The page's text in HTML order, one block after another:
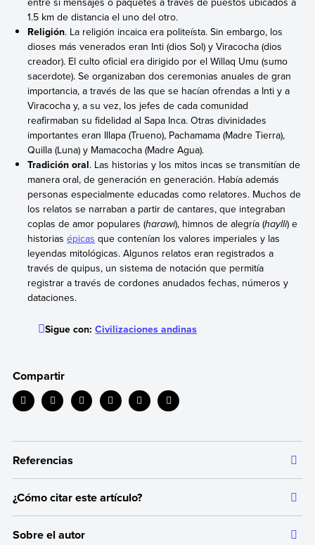
1.5 km de distancia el uno del otro.
Religión. La religión incaica era politeísta. Sin embargo, los
dioses más venerados eran Inti (dios Sol) y Viracocha (dios
creador). El culto oficial era dirigido por el Willaq Umu (sumo
sacerdote). Se organizaban dos ceremonias anuales de gran
importancia, a través de las que se hacían ofrendas a Inti y a
Viracocha y, a su vez, los jefes de cada comunidad
reafirmaban su fidelidad al Sapa Inca. Otras divinidades
importantes eran Illapa (Trueno), Pachamama (Madre Tierra),
Quilla (Luna) y Mamacocha (Madre Agua).
Tradición oral. Las historias y los mitos incas se transmitían de
manera oral, de generación en generación. Había además
personas especialmente educadas como relatores. Muchos de
los relatos se narraban a partir de cantares, que integraban
coplas de amor populares (harawi), himnos de alegría (haylli) e
historiasépicas que contenían los valores imperiales y las
leyendas mitológicas. Algunos relatos eran registrados a
través de quipus, un sistema de notación que permitía
registrar a través de cordones anudados fechas, números y
dataciones.
Sigue con:Civilizaciones andinas
Compartir
Referencias
Toda la información que ofrecemos está respaldada por
fuentes bibliográficas autorizadas y actualizadas, que aseguran
un contenido confiable en línea con nuestros principios
¿Cómo citar este artículo?
dar crédito a los autores correspondientes y evitar incurrir en
Sobre el autor